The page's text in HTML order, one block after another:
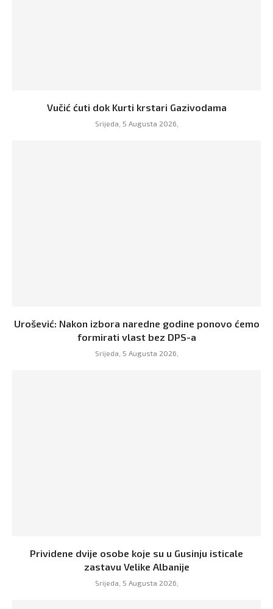
Vučić ćuti dok Kurti krstari Gazivodama
Srijeda, 5 Augusta 2026,
Urošević: Nakon izbora naredne godine ponovo ćemo
formirati vlast bez DPS-a
Srijeda, 5 Augusta 2026,
Prividene dvije osobe koje su u Gusinju isticale
zastavu Velike Albanije
Srijeda, 5 Augusta 2026,